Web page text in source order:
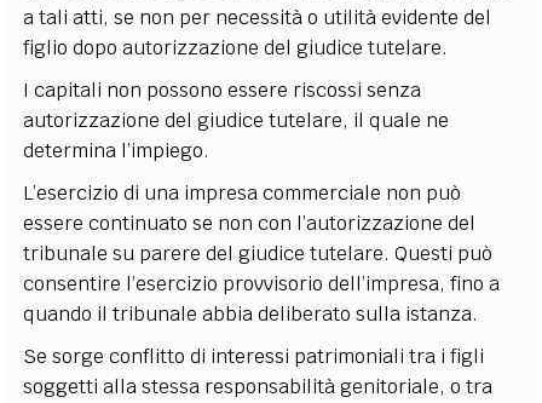
a tali atti, se non per necessità o utilità evidente del
figlio dopo autorizzazione del giudice tutelare.
I capitali non possono essere riscossi senza
autorizzazione del giudice tutelare, il quale ne
determina l’impiego.
L’esercizio di una impresa commerciale non può
essere continuato se non con l’autorizzazione del
tribunale su parere del giudice tutelare. Questi può
consentire l’esercizio provvisorio dell’impresa, fino a
quando il tribunale abbia deliberato sulla istanza.
Se sorge conflitto di interessi patrimoniali tra i figli
soggetti alla stessa responsabilità genitoriale, o tra